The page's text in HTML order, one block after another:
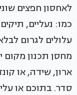
לאחסון חפצים
כמו: נעליים,
עלולים לגרום
מחסן תכנון מקום
ארון, שידה, או
סדר. בתוכם או